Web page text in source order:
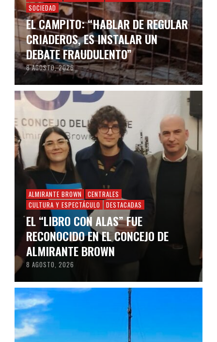
SOCIEDAD
EL CAMPITO: “HABLAR DE REGULAR
CRIADEROS, ES INSTALAR UN
DEBATE FRAUDULENTO”
8 AGOSTO, 2026
ALMIRANTE BROWN
CENTRALES
CULTURA Y ESPECTÁCULO
DESTACADAS
EL “LIBRO CON ALAS” FUE
RECONOCIDO EN EL CONCEJO DE
ALMIRANTE BROWN
8 AGOSTO, 2026